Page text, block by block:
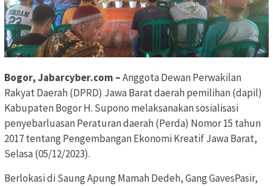
Bogor, Jabarcyber.com –Anggota Dewan Perwakilan
Rakyat Daerah (DPRD) Jawa Barat daerah pemilihan (dapil)
Kabupaten Bogor H. Supono melaksanakan sosialisasi
penyebarluasan Peraturan daerah (Perda) Nomor 15 tahun
2017 tentang Pengembangan Ekonomi Kreatif Jawa Barat,
Selasa (05/12/2023).
Berlokasi di Saung Apung Mamah Dedeh, Gang GavesPasir,